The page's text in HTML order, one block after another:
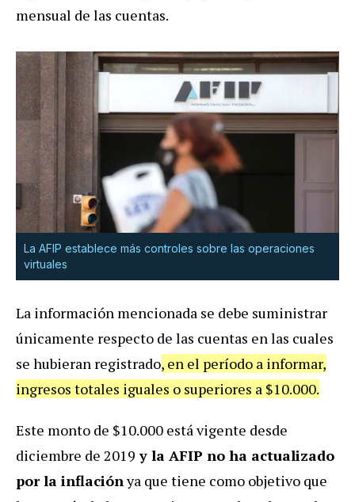
mensual de las cuentas.
La AFIP establece más controles sobre las operaciones
virtuales
La información mencionada se debe suministrar
únicamente respecto de las cuentas en las cuales
se hubieran registrado, en el período a informar,
ingresos totales iguales o superiores a $10.000.
Este monto de $10.000 está vigente desde
diciembre de 2019 y la AFIP no ha actualizado
por la inflaciónya que tiene como objetivo que